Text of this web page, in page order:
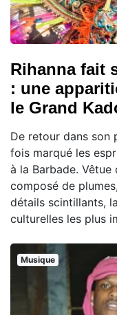
Rihanna fait
: une
le Grand
De retour dans son
fois marqué les
à la Barbade. Vêtue
composé de
détails scintillants,
culturelles les plus
Musique